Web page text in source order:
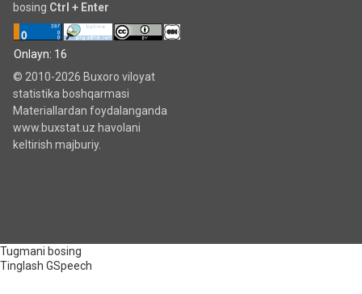
bosing Ctrl + Enter
Onlayn: 16
© 2010-2026 Buxoro viloyat
statistika boshqarmasi
Materiallardan foydalanganda
www.buxstat.uz havolani
keltirish majburiy.
Tugmani bosing
Tinglash GSpeech